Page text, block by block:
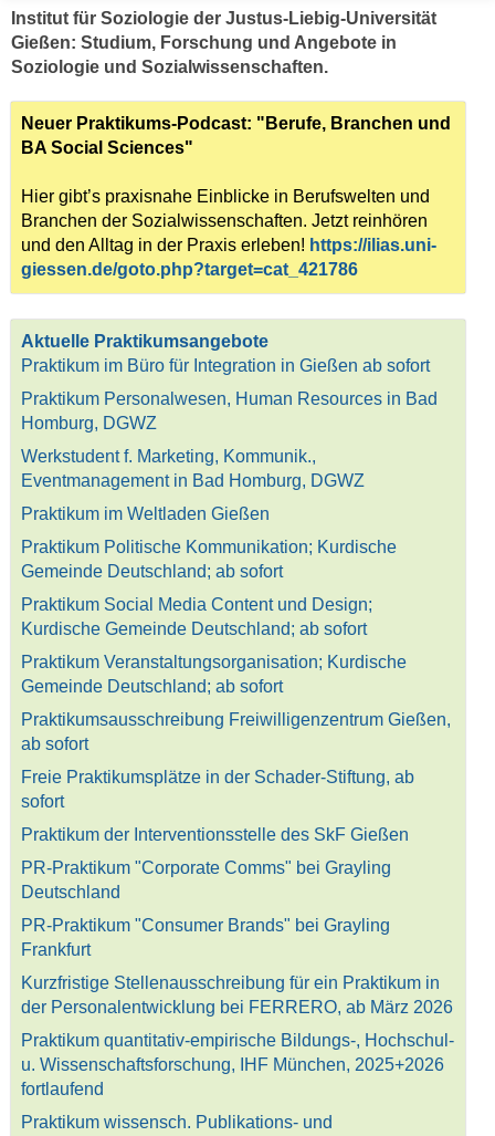
Institut für Soziologie der Justus-Liebig-Universität
Gießen: Studium, Forschung und Angebote in
Soziologie und Sozialwissenschaften.
Neuer Praktikums-Podcast: "Berufe, Branchen und
BA Social Sciences"
Hier gibt’s praxisnahe Einblicke in Berufswelten und
Branchen der Sozialwissenschaften. Jetzt reinhören
und den Alltag in der Praxis erleben! https://ilias.uni-
giessen.de/goto.php?target=cat_421786
Aktuelle Praktikumsangebote
Praktikum im Büro für Integration in Gießen ab sofort
Praktikum Personalwesen, Human Resources in Bad
Homburg, DGWZ
Werkstudent f. Marketing, Kommunik.,
Eventmanagement in Bad Homburg, DGWZ
Praktikum im Weltladen Gießen
Praktikum Politische Kommunikation; Kurdische
Gemeinde Deutschland; ab sofort
Praktikum Social Media Content und Design;
Kurdische Gemeinde Deutschland; ab sofort
Praktikum Veranstaltungsorganisation; Kurdische
Gemeinde Deutschland; ab sofort
Praktikumsausschreibung Freiwilligenzentrum Gießen,
ab sofort
Freie Praktikumsplätze in der Schader-Stiftung, ab
sofort
Praktikum der Interventionsstelle des SkF Gießen
PR-Praktikum "Corporate Comms" bei Grayling
Deutschland
PR-Praktikum "Consumer Brands" bei Grayling
Frankfurt
Kurzfristige Stellenausschreibung für ein Praktikum in
der Personalentwicklung bei FERRERO, ab März 2026
Praktikum quantitativ-empirische Bildungs-, Hochschul-
u. Wissenschaftsforschung, IHF München, 2025+2026
fortlaufend
Praktikum wissensch. Publikations- und